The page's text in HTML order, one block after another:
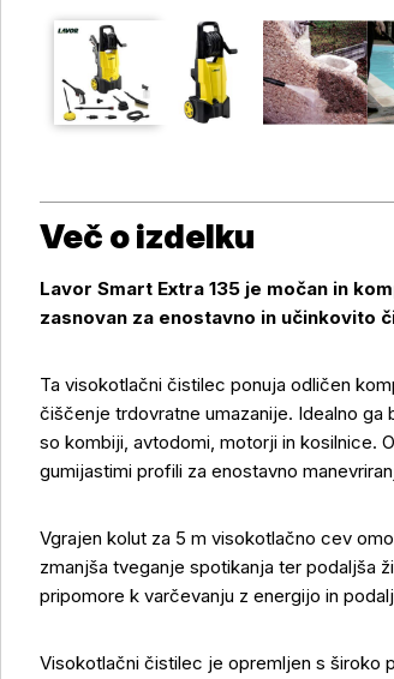
Več o izdelku
Lavor Smart Extra 135 je močan in
zasnovan za enostavno in učinkovito
Ta visokotlačni čistilec ponuja odličen
čiščenje trdovratne umazanije. Idealno
so kombiji, avtodomi, motorji in kosilnice.
gumijastimi profili za enostavno
Vgrajen kolut za 5 m visokotlačno cev
zmanjša tveganje spotikanja ter podaljša
pripomore k varčevanju z energijo in
Visokotlačni čistilec je opremljen s široko